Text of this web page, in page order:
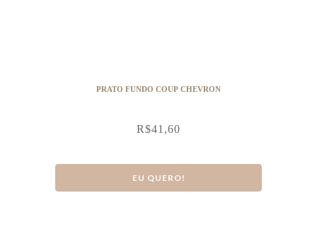
PRATO FUNDO COUP CHEVRON
R$41,60
EU QUERO!